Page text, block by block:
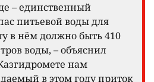
– единственный
питьевой воды для
в нём должно быть 410
воды, – объяснил
нам
в этом году приток